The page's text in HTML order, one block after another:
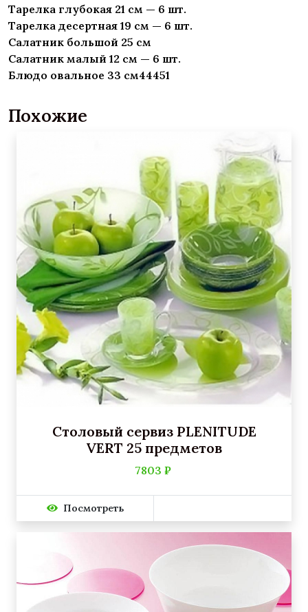
Тарелка глубокая 21 см — 6 шт.
Тарелка десертная 19 см — 6 шт.
Салатник большой 25 см
Салатник малый 12 см — 6 шт.
Блюдо овальное 33 см44451
Похожие
Столовый сервиз PLENITUDE
VERT 25 предметов
7803 ₽
Посмотреть